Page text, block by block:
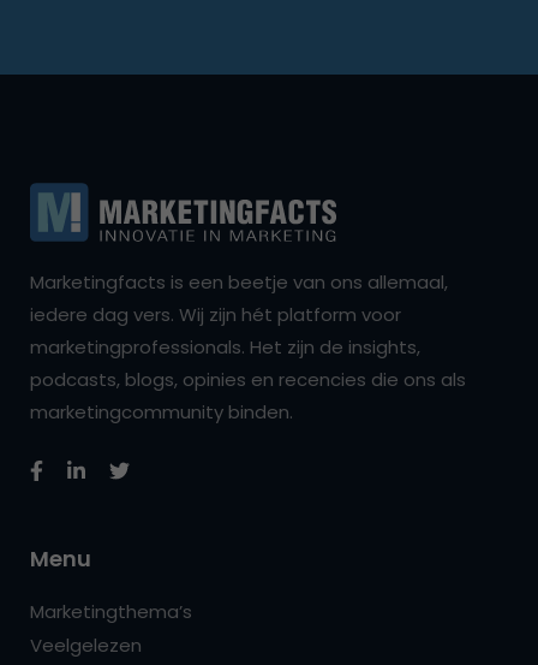
Marketingfacts is een beetje van ons allemaal,
iedere dag vers. Wij zijn hét platform voor
marketingprofessionals. Het zijn de insights,
podcasts, blogs, opinies en recencies die ons als
marketingcommunity binden.
Menu
Marketingthema’s
Veelgelezen